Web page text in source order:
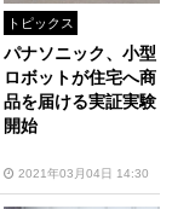
トピックス
パナソニック、小型
ロボットが住宅へ商
品を届ける実証実験
開始
2021年03月04日 14:30